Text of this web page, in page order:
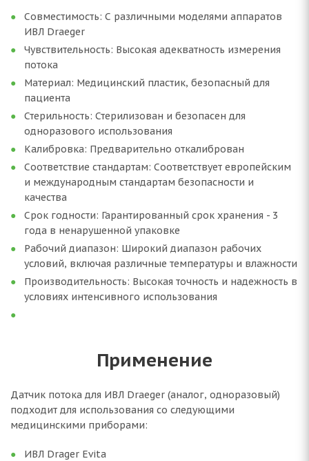
Совместимость: С различными моделями аппаратов
ИВЛ Draeger
Чувствительность: Высокая адекватность измерения
потока
Материал: Медицинский пластик, безопасный для
пациента
Стерильность: Стерилизован и безопасен для
одноразового использования
Калибровка: Предварительно откалиброван
Соответствие стандартам: Соответствует европейским
и международным стандартам безопасности и
качества
Срок годности: Гарантированный срок хранения - 3
года в ненарушенной упаковке
Рабочий диапазон: Широкий диапазон рабочих
условий, включая различные температуры и влажности
Производительность: Высокая точность и надежность в
условиях интенсивного использования
Применение
Датчик потока для ИВЛ Draeger (аналог, одноразовый)
подходит для использования со следующими
медицинскими приборами:
ИВЛ Drager Evita